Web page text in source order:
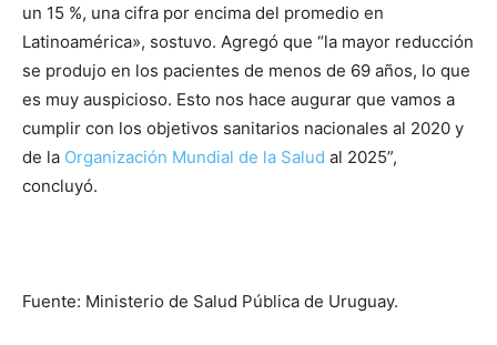
un 15 %, una cifra por encima del promedio en
Latinoamérica», sostuvo. Agregó que “la mayor reducción
se produjo en los pacientes de menos de 69 años, lo que
es muy auspicioso. Esto nos hace augurar que vamos a
cumplir con los objetivos sanitarios nacionales al 2020 y
de la Organización Mundial de la Salud al 2025”,
concluyó.
Fuente: Ministerio de Salud Pública de Uruguay.